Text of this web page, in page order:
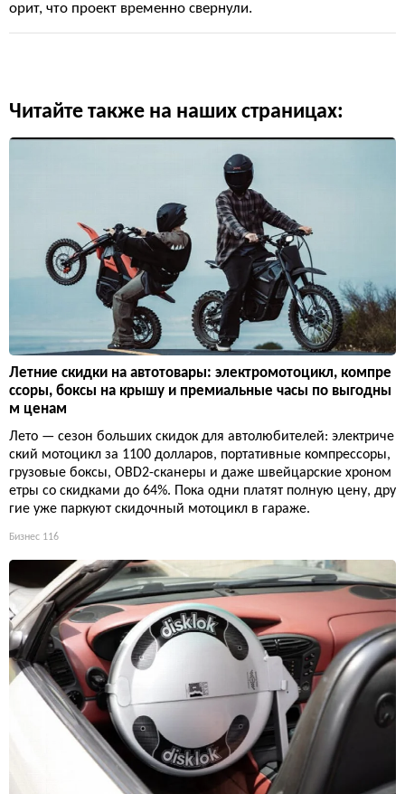
орит, что проект временно свернули.
Читайте также на наших страницах:
Летние скидки на автотовары: электромотоцикл, компре
ссоры, боксы на крышу и премиальные часы по выгодны
м ценам
Лето — сезон больших скидок для автолюбителей: электриче
ский мотоцикл за 1100 долларов, портативные компрессоры,
грузовые боксы, OBD2-сканеры и даже швейцарские хроном
етры со скидками до 64%. Пока одни платят полную цену, дру
гие уже паркуют скидочный мотоцикл в гараже.
Бизнес 116